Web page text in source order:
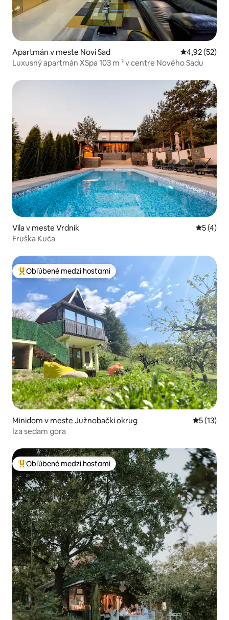
Apartmán v meste Novi Sad Priemerné
4,92 (52)
Luxusný apartmán XSpa 103 m ² v centre Nového Sadu
Vila v meste Vrdnik
5 (4)
Fruška Kuća
Najobľúbenejšie medzi hosťami
Obľúbené medzi hosťami
Minidom v meste Južnobački okrug
5 (13)
Iza sedam gora
Najobľúbenejšie medzi hosťami
Obľúbené medzi hosťami